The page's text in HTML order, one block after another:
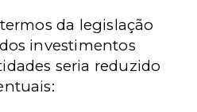
da legislação
investimentos
seria reduzido